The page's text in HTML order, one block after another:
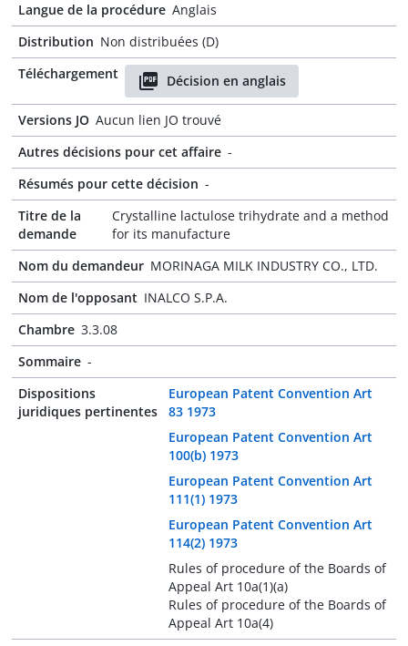
Langue de la procédure Anglais
Distribution Non distribuées (D)
Téléchargement
Décision en anglais
Versions JO Aucun lien JO trouvé
Autres décisions pour cet affaire -
Résumés pour cette décision -
Titre de la
demande
Crystalline lactulose trihydrate and a method
for its manufacture
Nom du demandeur MORINAGA MILK INDUSTRY CO., LTD.
Nom de l'opposant INALCO S.P.A.
Chambre 3.3.08
Sommaire -
Dispositions
juridiques pertinentes
European Patent Convention Art
83 1973
European Patent Convention Art
100(b) 1973
European Patent Convention Art
111(1) 1973
European Patent Convention Art
114(2) 1973
Rules of procedure of the Boards of
Appeal Art 10a(1)(a)
Rules of procedure of the Boards of
Appeal Art 10a(4)